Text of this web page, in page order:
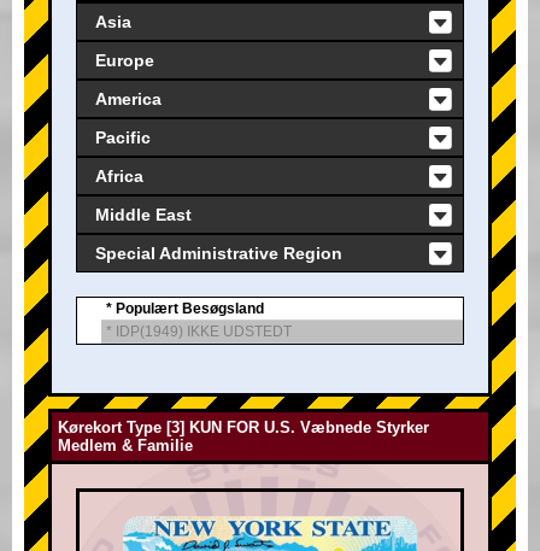
Asia
Europe
America
Pacific
Africa
Middle East
Special Administrative Region
* Populært Besøgsland
* IDP(1949) IKKE UDSTEDT
Kørekort Type [3] KUN FOR U.S. Væbnede Styrker
Medlem & Familie